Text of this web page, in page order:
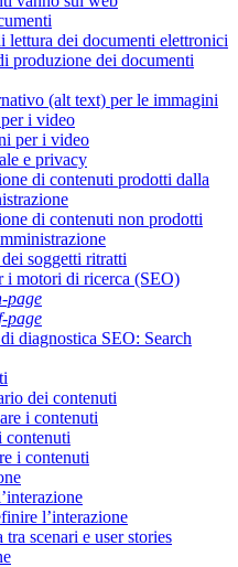
lettura dei documenti elettronici
produzione dei documenti
(alt text) per le immagini
i video
per i video
e privacy
di contenuti prodotti dalla
di contenuti non prodotti
soggetti ritratti
i motori di ricerca (SEO)
page
page
diagnostica SEO: Search
dei contenuti
i contenuti
contenuti
i contenuti
l’interazione
scenari e user stories